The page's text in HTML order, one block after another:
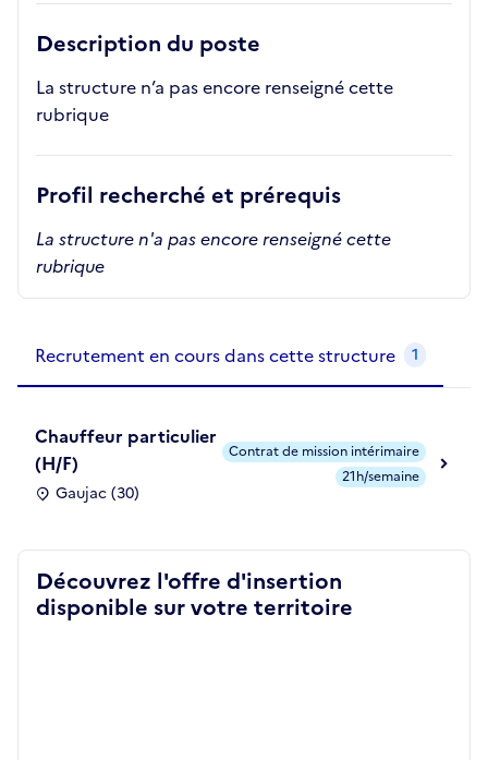
Description du poste
La structure n’a pas encore renseigné cette
rubrique
Profil recherché et prérequis
La structure n'a pas encore renseigné cette
rubrique
Recrutement en cours dans cette structure 1
Chauffeur particulier
(H/F)
Gaujac (30)
Contrat de mission intérimaire
21h/semaine
Découvrez l'offre d'insertion
disponible sur votre territoire